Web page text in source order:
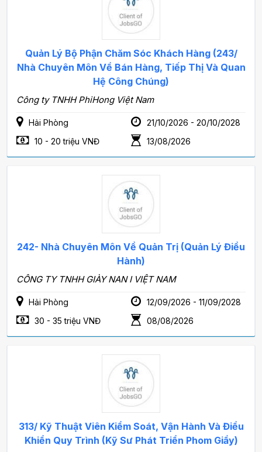
Quản Lý Bộ Phận Chăm Sóc Khách Hàng (243/
Nhà Chuyên Môn Về Bán Hàng, Tiếp Thị Và Quan
Hệ Công Chúng)
Công ty TNHH PhiHong Việt Nam
Hải Phòng
21/10/2026 - 20/10/2028
10 - 20 triệu VNĐ
13/08/2026
242- Nhà Chuyên Môn Về Quản Trị (Quản Lý Điều
Hành)
CÔNG TY TNHH GIÀY NAN I VIỆT NAM
Hải Phòng
12/09/2026 - 11/09/2028
30 - 35 triệu VNĐ
08/08/2026
313/ Kỹ Thuật Viên Kiểm Soát, Vận Hành Và Điều
Khiển Quy Trình (Kỹ Sư Phát Triển Phom Giầy)